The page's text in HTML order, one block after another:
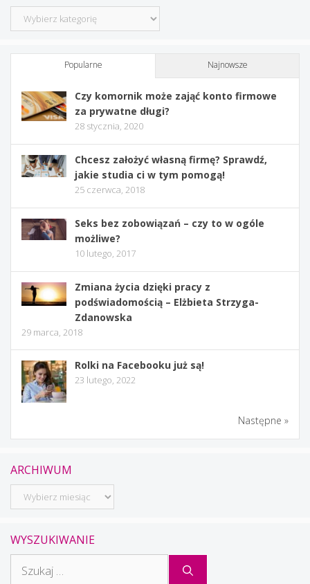
Kategorie
Popularne Najnowsze
Czy komornik może zająć konto firmowe
za prywatne długi?
28 stycznia, 2020
Chcesz założyć własną firmę? Sprawdź,
jakie studia ci w tym pomogą!
25 czerwca, 2018
Seks bez zobowiązań – czy to w ogóle
możliwe?
10 lutego, 2017
Zmiana życia dzięki pracy z
podświadomością – Elżbieta Strzyga-
Zdanowska
29 marca, 2018
Rolki na Facebooku już są!
23 lutego, 2022
Następne »
ARCHIWUM
Archiwum
WYSZUKIWANIE